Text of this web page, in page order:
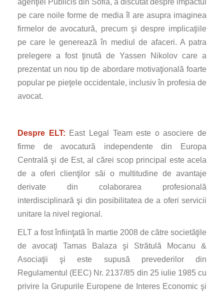
agenţiei Publicis din Sofia, a discutat despre impactul
pe care noile forme de media îl are asupra imaginea
firmelor de avocatură, precum şi despre implicaţiile
pe care le generează în mediul de afaceri. A patra
prelegere a fost ţinută de Yassen Nikolov care a
prezentat un nou tip de abordare motivaţională foarte
popular pe pieţele occidentale, inclusiv în profesia de
avocat.
Despre ELT: East Legal Team este o asociere de
firme de avocatură independente din Europa
Centrală şi de Est, al cărei scop principal este acela
de a oferi clienţilor săi o multitudine de avantaje
derivate din colaborarea profesională
interdisciplinară şi din posibilitatea de a oferi servicii
unitare la nivel regional.
ELT a fost înfiinţată în martie 2008 de către societăţile
de avocaţi Tamas Balaza şi Strătulă Mocanu &
Asociaţii şi este supusă prevederilor din
Regulamentul (EEC) Nr. 2137/85 din 25 iulie 1985 cu
privire la Grupurile Europene de Interes Economic şi